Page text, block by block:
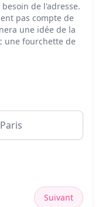
de l'adresse.
pas compte de
une idée de la
une fourchette de
Suivant